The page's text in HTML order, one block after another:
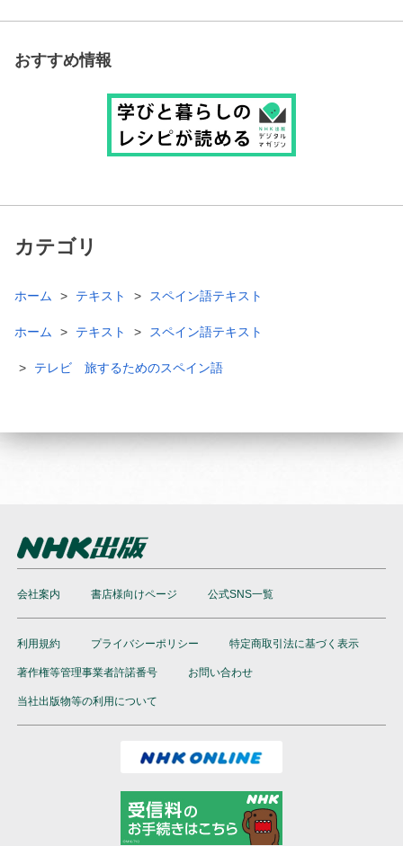
おすすめ情報
カテゴリ
ホーム テキスト スペイン語テキスト
ホーム テキスト スペイン語テキスト
テレビ 旅するためのスペイン語
会社案内 書店様向けページ 公式SNS一覧
利用規約 プライバシーポリシー 特定商取引法に基づく表示
著作権等管理事業者許諾番号 お問い合わせ
当社出版物等の利用について